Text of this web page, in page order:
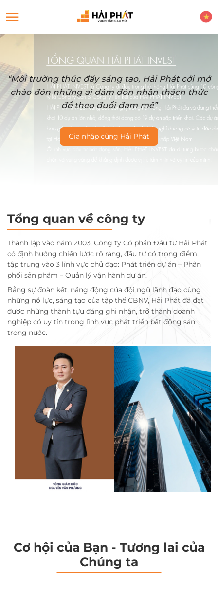
“Môi trường thúc đẩy sáng tạo, Hải Phát cởi mở
chào đón những ai dám đón nhận thách thức
để theo đuổi đam mê”
Gia nhập cùng Hải Phát
Tổng quan về công ty
Thành lập vào năm 2003, Công ty Cổ phần Đầu tư Hải Phát
có định hướng chiến lược rõ ràng, đầu tư có trọng điểm,
tập trung vào 3 lĩnh vực chủ đạo: Phát triển dự án – Phân
phối sản phẩm – Quản lý vận hành dự án.
Bằng sự đoàn kết, năng động của đội ngũ lãnh đạo cùng
những nỗ lực, sáng tạo của tập thể CBNV, Hải Phát đã đạt
được những thành tựu đáng ghi nhận, trở thành doanh
nghiệp có uy tín trong lĩnh vực phát triển bất động sản
trong nước.
Cơ hội của Bạn - Tương lai của
Chúng ta